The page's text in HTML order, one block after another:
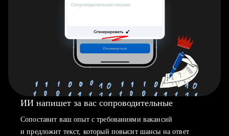
ИИ напишет за вас сопроводительные
Сопоставит ваш опыт с требованиями вакансий
и предложит текст, который повысит шансы на ответ